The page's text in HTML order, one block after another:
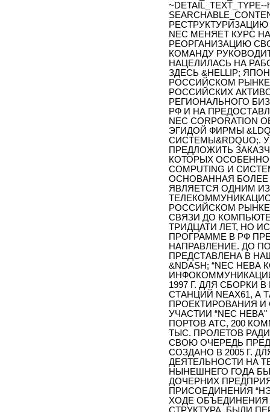
~DETAIL_TEXT_TYPE--
NEC МЕНЯЕТ КУРС
РЕОРГАНИЗАЦИЮ
КОМАНДУ
НАЦЕЛИЛАСЬ НА
ЗДЕСЬ &HELLIP;
РОССИЙСКОМ
РОССИЙСКИХ
РЕГИОНАЛЬНОГО
РФ И НА
NEC
ЭГИДОЙ ФИРМЫ
СИСТЕМЫ&RDQUO;.
ПРЕДЛОЖИТЬ
КОТОРЫХ
COMPUTING И
ОСНОВАННАЯ БОЛЕЕ
ЯВЛЯЕТСЯ ОДНИМ
РОССИЙСКОМ
СВЯЗИ ДО
ТРИДЦАТИ ЛЕТ, НО
ПРОГРАММЕ В РФ
НАПРАВЛЕНИЕ. ДО
ПРЕДСТАВЛЕНА В
&NDASH; “NEC
1997 Г. ДЛЯ
СТАНЦИЙ NEAX61, А
ПРОЕКТИРОВАНИЯ И
УЧАСТИИ “NEC
ПОРТОВ АТС, 200
ТЫС. ПРОЛЕТОВ
СВОЮ ОЧЕРЕДЬ
СОЗДАНО В 2005 Г.
ДЕЯТЕЛЬНОСТИ НА
НЫНЕШНЕГО ГОДА
ДОЧЕРНИХ
ПРИСОЕДИНЕНИЯ
ХОДЕ
СТРУКТУРА, БЫЛИ